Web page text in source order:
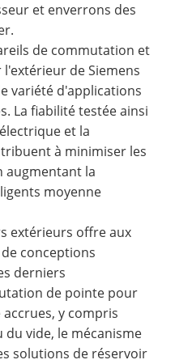
et enverrons des
de commutation et
de Siemens
variété d'applications
La fiabilité testée ainsi
et la
à minimiser les
augmentant la
moyenne
extérieurs offre aux
conceptions
derniers
de pointe pour
y compris
vide, le mécanisme
solutions de réservoir